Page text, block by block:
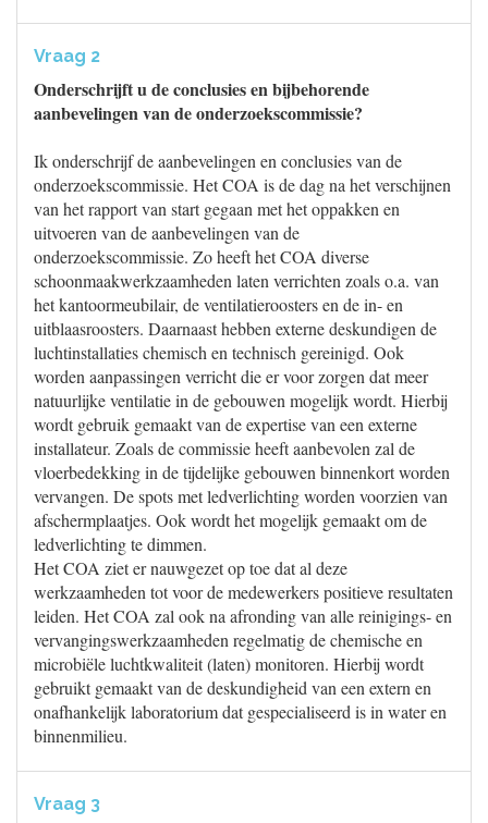
Vraag 2
Onderschrijft u de conclusies en bijbehorende
aanbevelingen van de onderzoekscommissie?
Ik onderschrijf de aanbevelingen en conclusies van de
onderzoekscommissie. Het COA is de dag na het verschijnen
van het rapport van start gegaan met het oppakken en
uitvoeren van de aanbevelingen van de
onderzoekscommissie. Zo heeft het COA diverse
schoonmaakwerkzaamheden laten verrichten zoals o.a. van
het kantoormeubilair, de ventilatieroosters en de in- en
uitblaasroosters. Daarnaast hebben externe deskundigen de
luchtinstallaties chemisch en technisch gereinigd. Ook
worden aanpassingen verricht die er voor zorgen dat meer
natuurlijke ventilatie in de gebouwen mogelijk wordt. Hierbij
wordt gebruik gemaakt van de expertise van een externe
installateur. Zoals de commissie heeft aanbevolen zal de
vloerbedekking in de tijdelijke gebouwen binnenkort worden
vervangen. De spots met ledverlichting worden voorzien van
afschermplaatjes. Ook wordt het mogelijk gemaakt om de
ledverlichting te dimmen.
Het COA ziet er nauwgezet op toe dat al deze
werkzaamheden tot voor de medewerkers positieve resultaten
leiden. Het COA zal ook na afronding van alle reinigings- en
vervangingswerkzaamheden regelmatig de chemische en
microbiële luchtkwaliteit (laten) monitoren. Hierbij wordt
gebruikt gemaakt van de deskundigheid van een extern en
onafhankelijk laboratorium dat gespecialiseerd is in water en
binnenmilieu.
Vraag 3